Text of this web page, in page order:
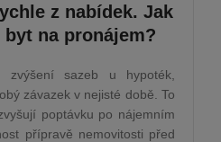
z nabídek. Jak
na pronájem?
zvýšení sazeb u hypoték,
závazek v nejisté době. To
poptávku po nájemním
přípravě nemovitosti před